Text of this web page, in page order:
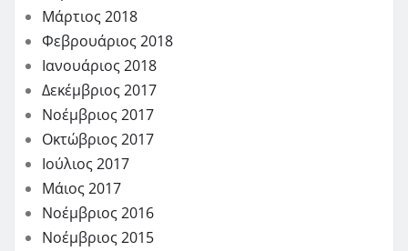
Μάρτιος 2018
Φεβρουάριος 2018
Ιανουάριος 2018
Δεκέμβριος 2017
Νοέμβριος 2017
Οκτώβριος 2017
Ιούλιος 2017
Μάιος 2017
Νοέμβριος 2016
Νοέμβριος 2015